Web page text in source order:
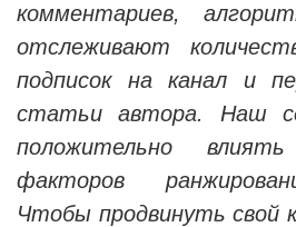
комментариев,
отслеживают
подписок на канал и
статьи автора. Наш
положительно
факторов
Чтобы продвинуть свой